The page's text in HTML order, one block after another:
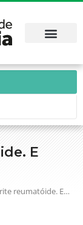
E
reumatóide. E…